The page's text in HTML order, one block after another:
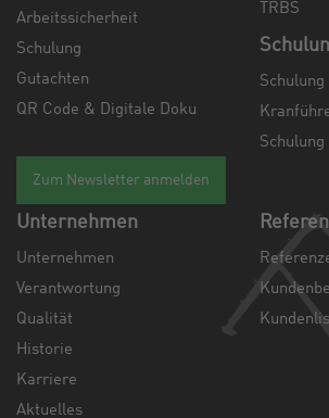
Arbeitssicherheit
Schulung
Gutachten
QR Code & Digitale Doku
TRBS
Schulung
Schulung
Zum Newsletter anmelden
Unternehmen
Unternehmen
Verantwortung
Qualität
Historie
Karriere
Aktuelles